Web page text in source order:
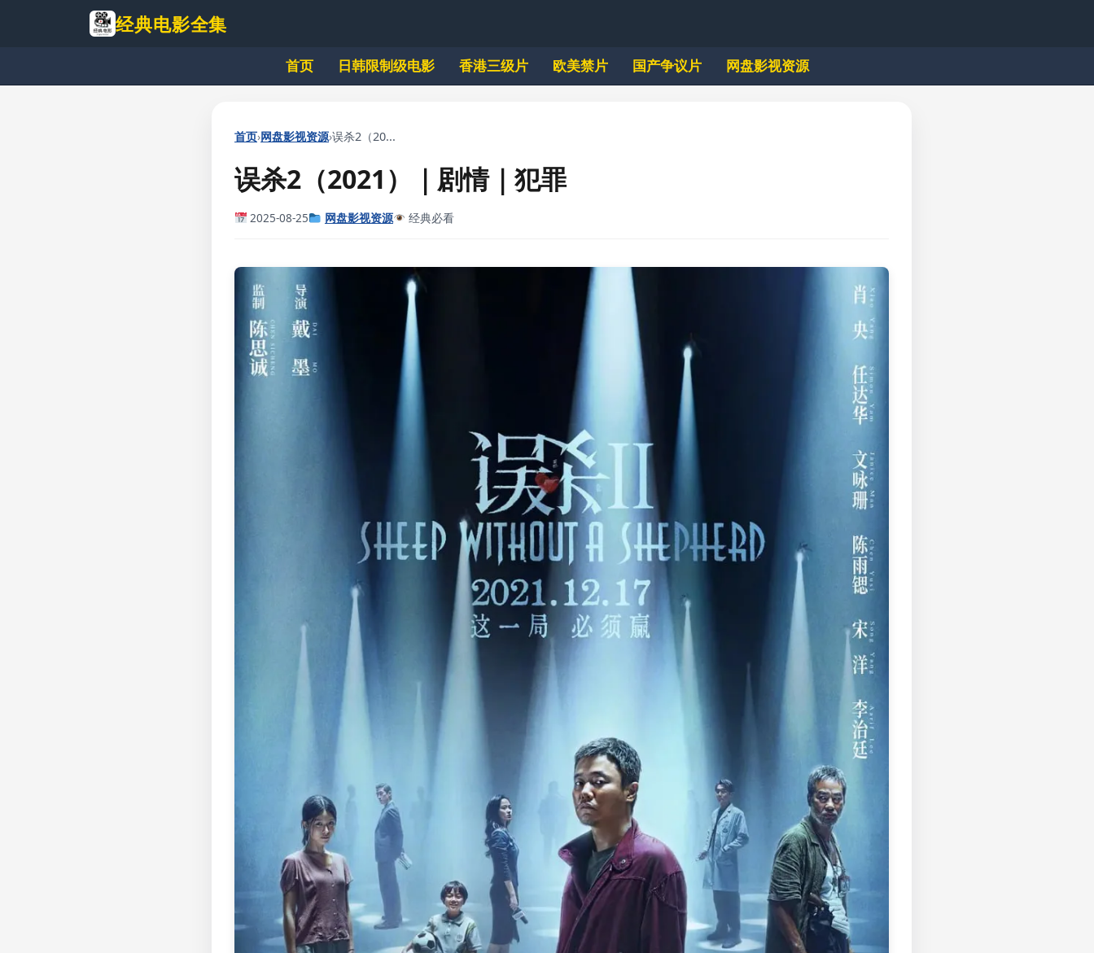
内
经典电影全集
首页 日韩限制级电影 香港三级片 欧美禁片 国产争议片 网盘影视资源
首页›网盘影视资源›误杀2（20...
误杀2（2021）｜剧情｜犯罪
2025-08-25 网盘影视资源 经典必看